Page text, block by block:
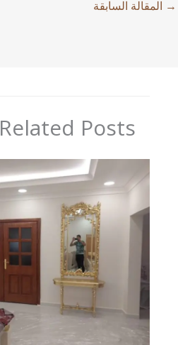
→ المقالة السابقة
Related Posts